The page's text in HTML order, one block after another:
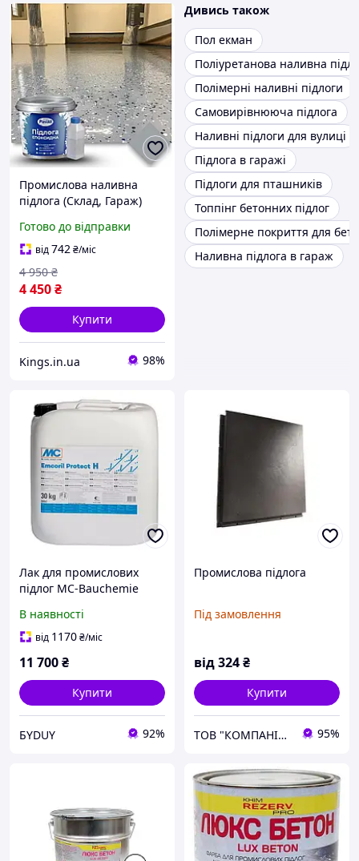
Промислова наливна
підлога (Склад, Гараж)
Навантаження 5т |
Комплект 10 кг (Сірий)
Готово до відправки
від742₴/міс
4 450₴
4 950 ₴
Купити
Kings.in.ua 98%
Дивись також
Пол екман
Поліуретанова наливна
Полімерні наливні підлоги
Самовирівнююча підлога
Наливні підлоги для вулиці
Підлога в гаражі
Підлоги для пташників
Топпінг бетонних підлог
Полімерне покриття для
Наливна підлога в гараж
Лак для промислових
підлог MC-Bauchemie
В наявності
від 1170₴/міс
11 700₴
Купити
БYDUY 92%
Промислова підлога
Під замовлення
від324₴
Купити
ТОВ "КОМПАНІЯ ПОЛІМЕРБУД" 95%